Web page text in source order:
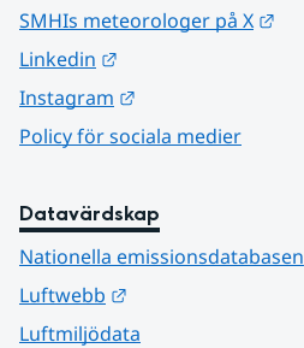
SMHIs meteorologer på X
Linkedin
Instagram
Policy för sociala medier
Datavärdskap
Nationella emissionsdatabasen
Luftwebb
Luftmiljödata